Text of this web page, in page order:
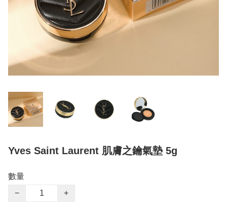
Yves Saint Laurent 肌膚之鑰氣墊 5g
數量
−
+